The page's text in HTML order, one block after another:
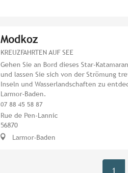
Modkoz
KREUZFAHRTEN AUF SEE
Gehen Sie an Bord dieses Star-
und lassen Sie sich von der Strömung
Inseln und Wasserlandschaften zu
Larmor-Baden.
07 88 45 58 87
Rue de Pen-Lannic
56870
Larmor-Baden
1